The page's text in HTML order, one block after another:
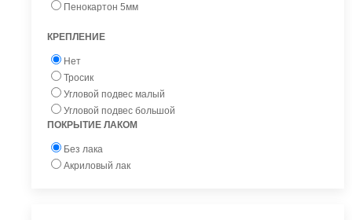
Пенокартон 5мм
КРЕПЛЕНИЕ
Нет
Тросик
Угловой подвес малый
Угловой подвес большой
ПОКРЫТИЕ ЛАКОМ
Без лака
Акриловый лак